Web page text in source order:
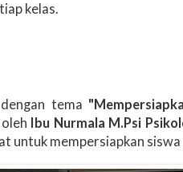
kelas.
tema
Ibu Nurmala M.Psi
untuk mempersiapkan